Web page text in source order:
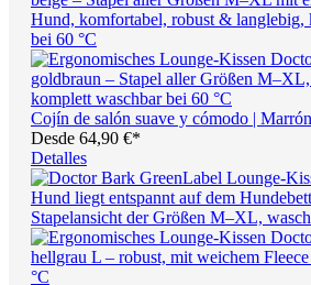
Cojín de salón suave y cómodo |
Desde 64,90 €*
Detalles